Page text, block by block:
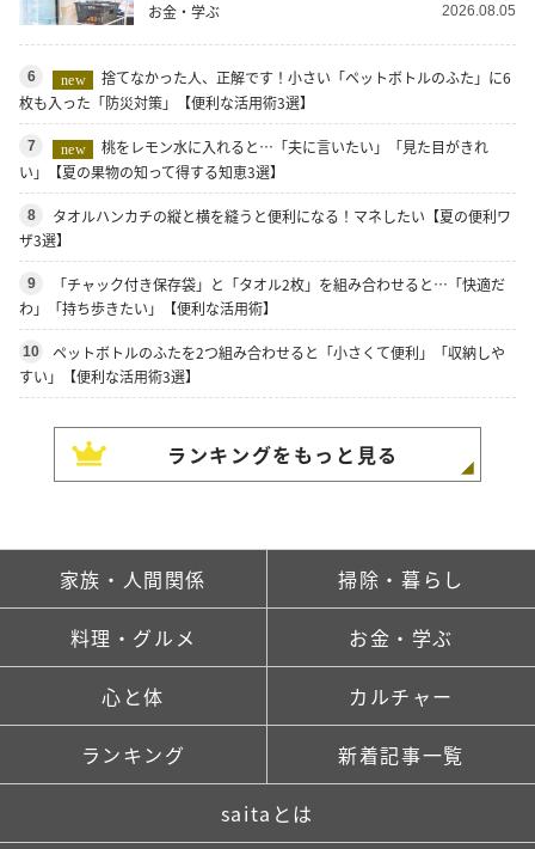
お金・学ぶ 2026.08.05
6 new
捨てなかった人、正解です！小さい「ペットボトルのふた」に6
枚も入った「防災対策」【便利な活用術3選】
7 new
桃をレモン水に入れると…「夫に言いたい」「見た目がきれ
い」【夏の果物の知って得する知恵3選】
8
タオルハンカチの縦と横を縫うと便利になる！マネしたい【夏の便利ワ
ザ3選】
9
「チャック付き保存袋」と「タオル2枚」を組み合わせると…「快適だ
わ」「持ち歩きたい」【便利な活用術】
10
ペットボトルのふたを2つ組み合わせると「小さくて便利」「収納しや
すい」【便利な活用術3選】
ランキングをもっと見る
家族・人間関係 掃除・暮らし
料理・グルメ お金・学ぶ
心と体 カルチャー
ランキング 新着記事一覧
saitaとは